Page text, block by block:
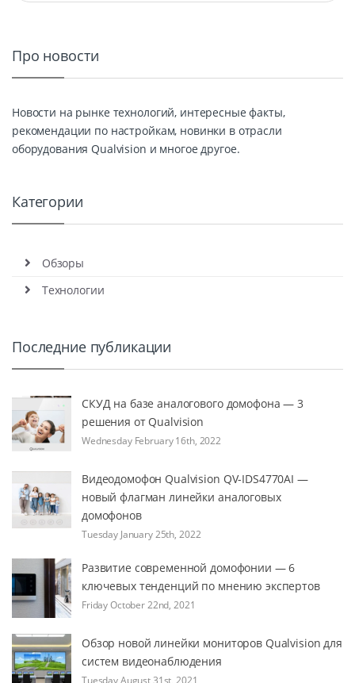
Про новости
Новости на рынке технологий, интересные факты,
рекомендации по настройкам, новинки в отрасли
оборудования Qualvision и многое другое.
Категории
Обзоры
Технологии
Последние публикации
СКУД на базе аналогового домофона — 3
решения от Qualvision
Wednesday February 16th, 2022
Видеодомофон Qualvision QV-IDS4770AI —
новый флагман линейки аналоговых
домофонов
Tuesday January 25th, 2022
Развитие современной домофонии — 6
ключевых тенденций по мнению экспертов
Friday October 22nd, 2021
Обзор новой линейки мониторов Qualvision для
систем видеонаблюдения
Tuesday August 31st, 2021